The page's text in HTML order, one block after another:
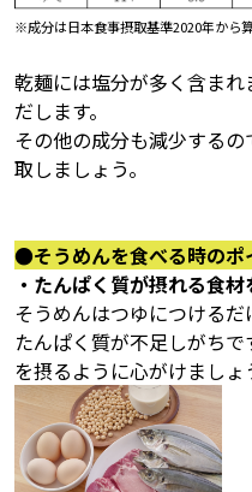
※成分は日本食事摂取基準2020年から
乾麺には塩分が多く含ま
だします。
その他の成分も減少する
取しましょう。
●そうめんを食べる時のポ
・たんぱく質が摂れる食
そうめんはつゆにつけるだ
たんぱく質が不足しがち
を摂るように心がけましょ